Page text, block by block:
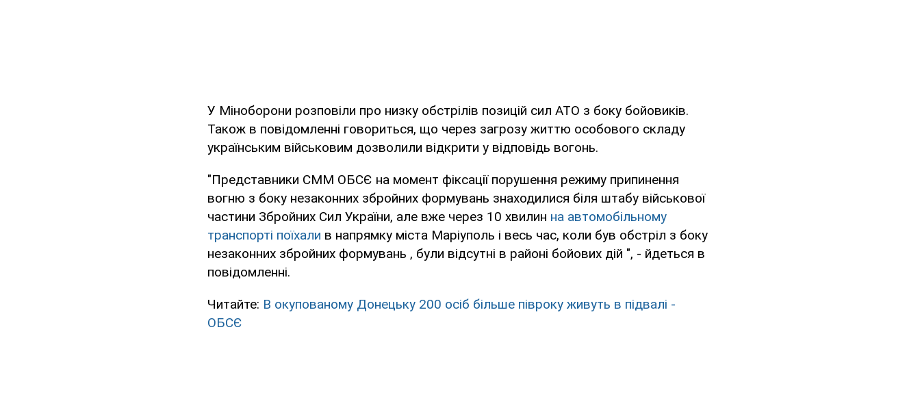
У Міноборони розповіли про низку обстрілів позицій сил АТО з боку бойовиків.
Також в повідомленні говориться, що через загрозу життю особового складу
українським військовим дозволили відкрити у відповідь вогонь.
"Представники СММ ОБСЄ на момент фіксації порушення режиму припинення
вогню з боку незаконних збройних формувань знаходилися біля штабу військової
частини Збройних Сил України, але вже через 10 хвилин на автомобільному
транспорті поїхали в напрямку міста Маріуполь і весь час, коли був обстріл з боку
незаконних збройних формувань , були відсутні в районі бойових дій ", - йдеться в
повідомленні.
Читайте: В окупованому Донецьку 200 осіб більше півроку живуть в підвалі -
ОБСЄ